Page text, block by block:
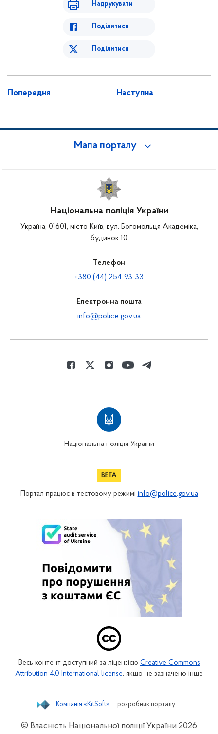
Надрукувати
Поділитися
Поділитися
Попередня Наступна
Мапа порталу
Національна поліція України
Україна, 01601, місто Київ, вул. Богомольця Академіка,
будинок 10
Телефон
+380 (44) 254-93-33
Електронна пошта
info@police.gov.ua
Національна поліція України
Портал працює в тестовому режимі info@police.gov.ua
Весь контент доступний за ліцензією Creative Commons
Attribution 4.0 International license, якщо не зазначено інше
© Власність Національної поліції України 2026
Компанія «KitSoft» — розробник порталу